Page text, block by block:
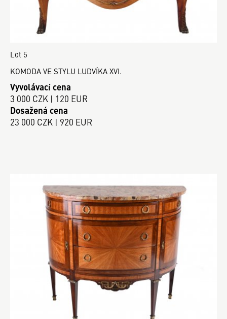
Lot 5
KOMODA VE STYLU LUDVÍKA XVI.
Vyvolávací cena
3 000 CZK | 120 EUR
Dosažená cena
23 000 CZK | 920 EUR